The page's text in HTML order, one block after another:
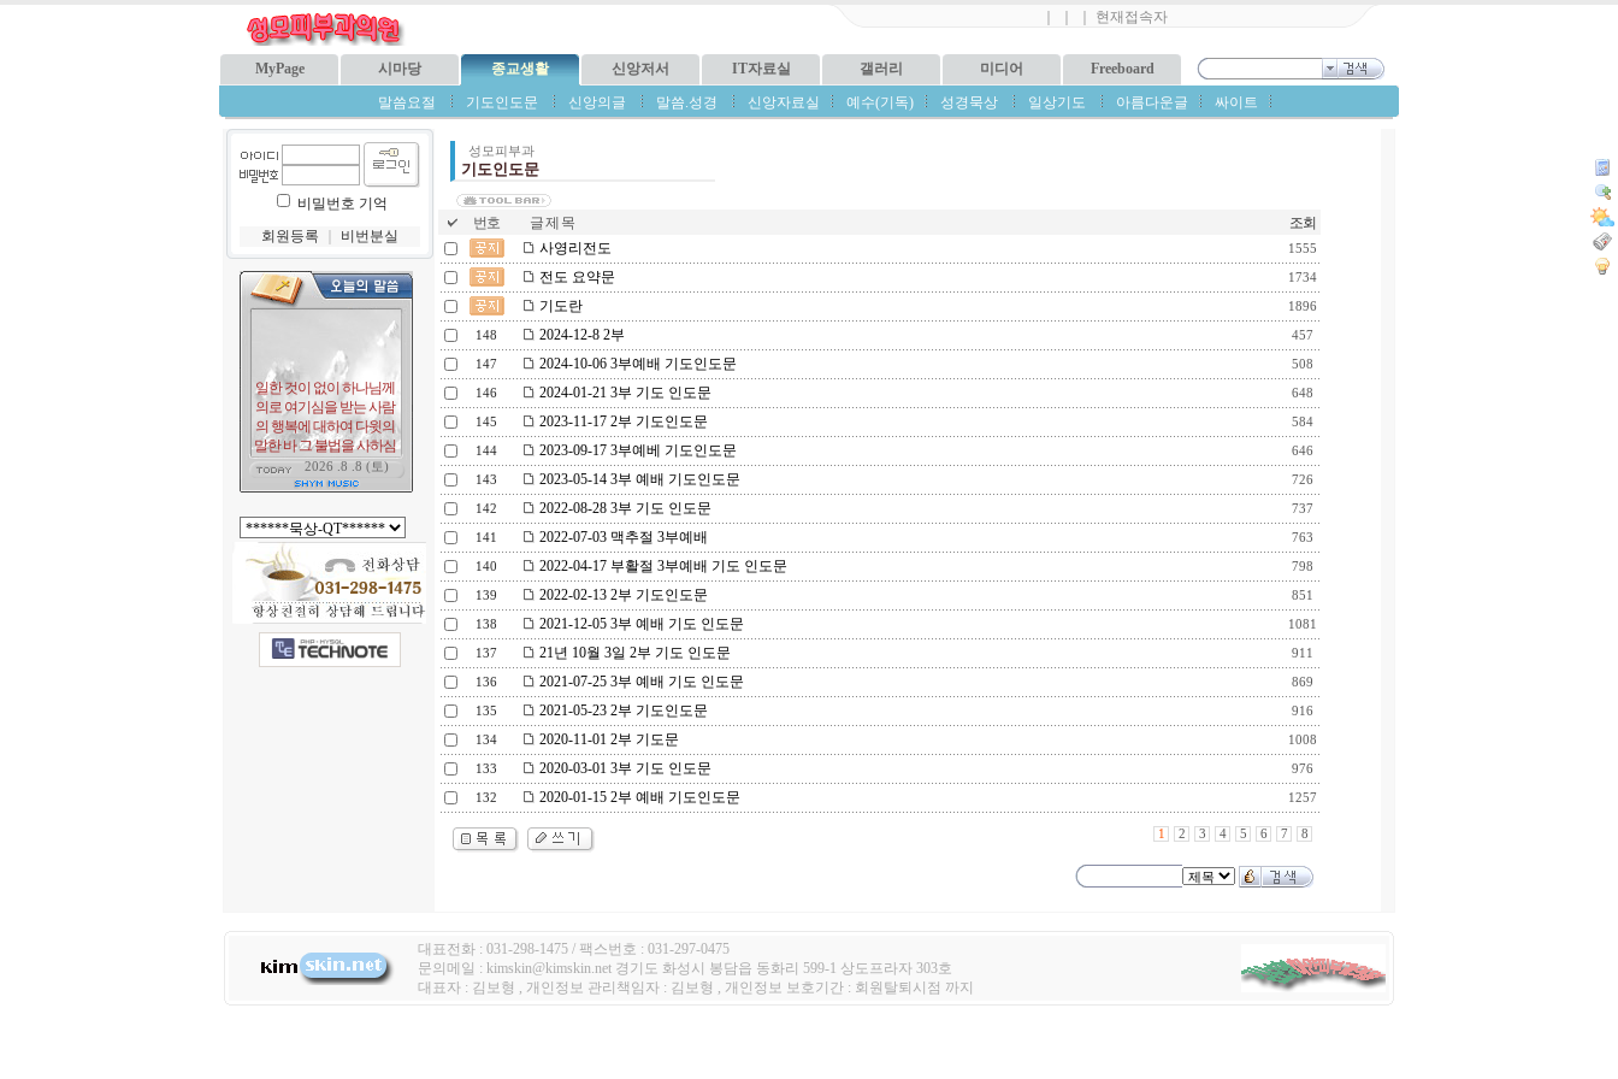
현재접속자
MyPage 시마당 종교생활 신앙저서 IT자료실 갤러리 미디어
Freeboard
말씀요절
기도인도문 신앙의글 말씀.성경 신앙자료실 예수(기독) 성경묵상 일상기도 아름다운글 싸이트
비밀번호 기억
회원등록
비번분실
성모피부과
기도인도문
번호 글 제 목
조회
사영리전도
1555
전도 요약문 1734
기도란 1896
148 2024-12-8 2부 457
147 2024-10-06 3부예배 기도인도문 508
146 2024-01-21 3부 기도 인도문 648
145 2023-11-17 2부 기도인도문 584
144 2023-09-17 3부예베 기도인도문 646
143 2023-05-14 3부 예배 기도인도문 726
142 2022-08-28 3부 기도 인도문 737
141 2022-07-03 맥추절 3부예배 763
140 2022-04-17 부활절 3부예배 기도 인도문 798
139 2022-02-13 2부 기도인도문 851
138 2021-12-05 3부 예배 기도 인도문 1081
137 21년 10월 3일 2부 기도 인도문 911
136 2021-07-25 3부 예배 기도 인도문 869
135 2021-05-23 2부 기도인도문 916
134 2020-11-01 2부 기도문 1008
133 2020-03-01 3부 기도 인도문 976
132 2020-01-15 2부 예배 기도인도문 1257
1 2 3 4 5 6 7 8
대표전화 : 031-298-1475 / 팩스번호 : 031-297-0475
문의메일 : kimskin@kimskin.net 경기도 화성시 봉담읍 동화리 599-1 상도프라자 303호
대표자 : 김보형 , 개인정보 관리책임자 : 김보형 , 개인정보 보호기간 : 회원탈퇴시점 까지